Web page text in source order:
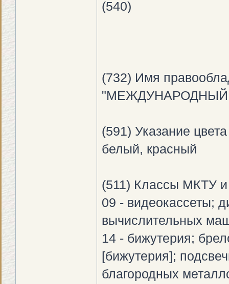
(540)
(732) Имя
"МЕЖДУНАРОДНЫЙ
(591) Указание
белый, красный
(511) Классы МКТУ и
09 - видеокассеты;
вычислительных
14 - бижутерия;
[бижутерия];
благородных